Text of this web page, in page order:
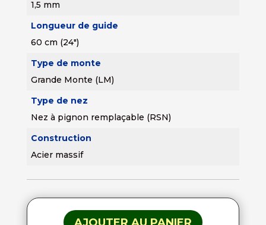
1,5 mm
Longueur de guide
60 cm (24")
Type de monte
Grande Monte (LM)
Type de nez
Nez à pignon remplaçable (RSN)
Construction
Acier massif
AJOUTER AU PANIER